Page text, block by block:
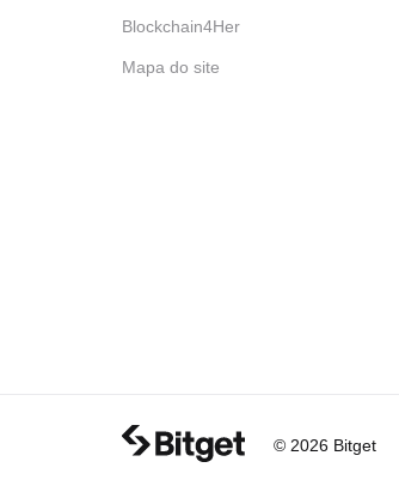
Blockchain4Her
Mapa do site
© 2026 Bitget